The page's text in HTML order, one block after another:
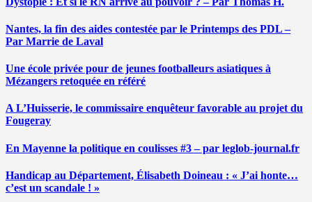
Nantes, la fin des aides contestée par le Printemps des PDL –
Par Marrie de Laval
Une école privée pour de jeunes footballeurs asiatiques à
Mézangers retoquée en référé
A L’Huisserie, le commissaire enquêteur favorable au projet du
Fougeray
En Mayenne la politique en coulisses #3 – par leglob-journal.fr
Handicap au Département, Élisabeth Doineau : « J’ai honte…
c’est un scandale ! »